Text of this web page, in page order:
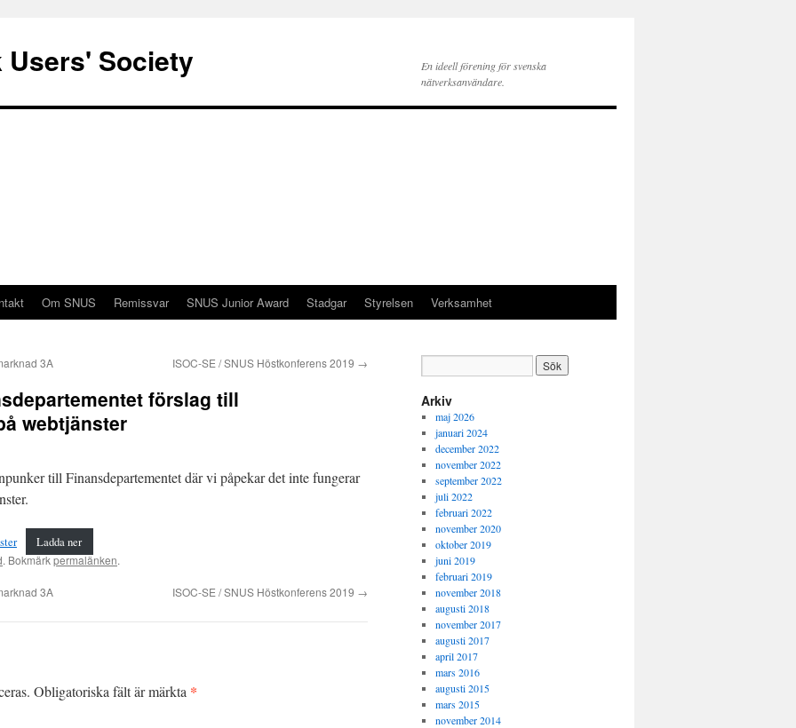
Society
En ideell förening för svenska
nätverksanvändare.
Om SNUS Remissvar SNUS Junior Award Stadgar Styrelsen Verksamhet
3A ISOC-SE / SNUS Höstkonferens 2019 →
förslag till
webtjänster
till Finansdepartementet där vi påpekar det inte fungerar
Ladda ner
. Bokmärkpermalänken.
3A ISOC-SE / SNUS Höstkonferens 2019 →
Obligatoriska fält är märkta *
Arkiv
maj 2026
januari 2024
december 2022
november 2022
september 2022
juli 2022
februari 2022
november 2020
oktober 2019
juni 2019
februari 2019
november 2018
augusti 2018
november 2017
augusti 2017
april 2017
mars 2016
augusti 2015
mars 2015
november 2014